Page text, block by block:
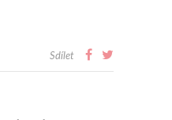
Sdílet